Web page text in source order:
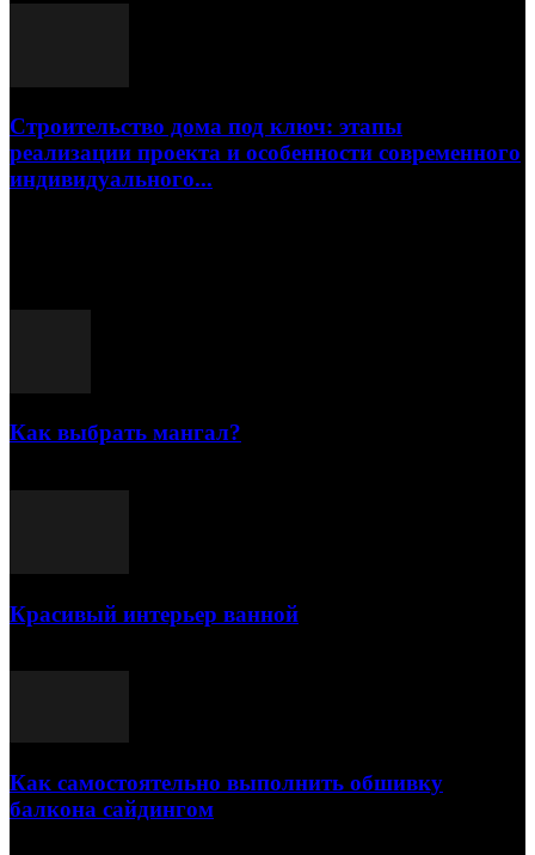
Строительство дома под ключ: этапы
реализации проекта и особенности современного
индивидуального...
Как выбрать мангал?
Красивый интерьер ванной
Как самостоятельно выполнить обшивку
балкона сайдингом